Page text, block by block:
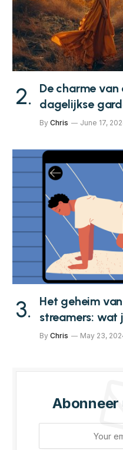
De charme
dagelijkse
By Chris June 17,
Het geheim
streamers: wat
By Chris May 23,
Abonneer